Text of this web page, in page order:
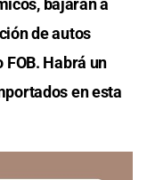
de autos
Habrá un
en esta